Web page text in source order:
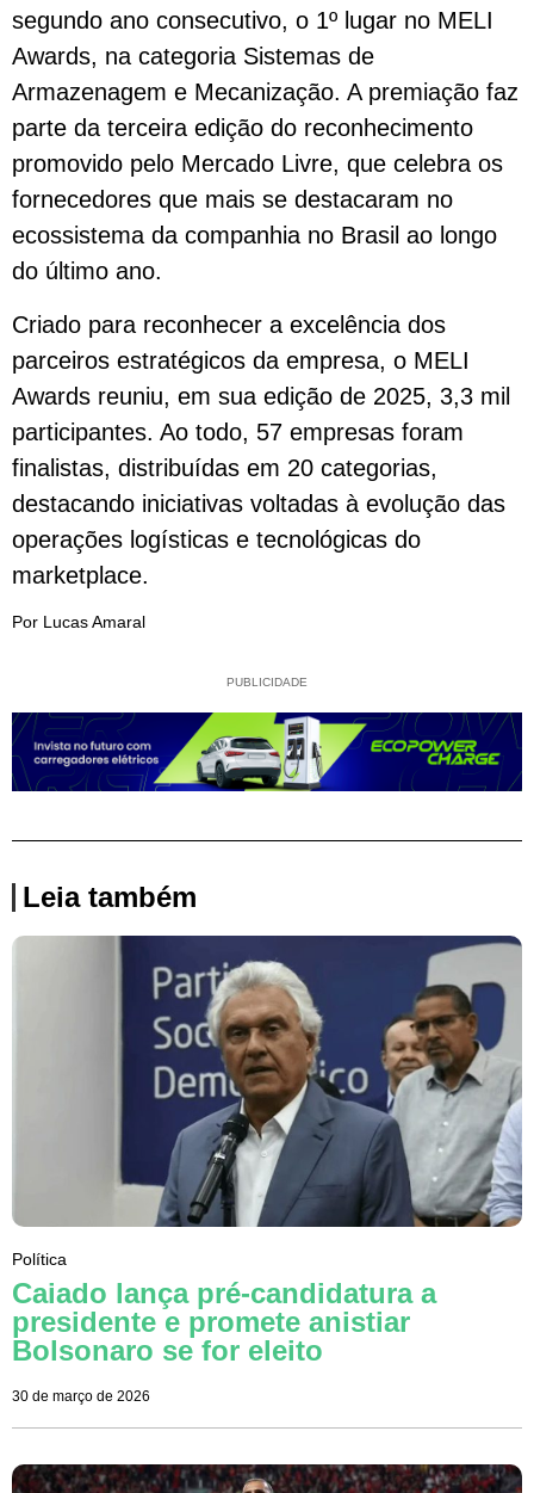
segundo ano consecutivo, o 1º lugar no MELI
Awards, na categoria Sistemas de
Armazenagem e Mecanização. A premiação faz
parte da terceira edição do reconhecimento
promovido pelo Mercado Livre, que celebra os
fornecedores que mais se destacaram no
ecossistema da companhia no Brasil ao longo
do último ano.
Criado para reconhecer a excelência dos
parceiros estratégicos da empresa, o MELI
Awards reuniu, em sua edição de 2025, 3,3 mil
participantes. Ao todo, 57 empresas foram
finalistas, distribuídas em 20 categorias,
destacando iniciativas voltadas à evolução das
operações logísticas e tecnológicas do
marketplace.
Por Lucas Amaral
PUBLICIDADE
Leia também
Política
Caiado lança pré-candidatura a
presidente e promete anistiar
Bolsonaro se for eleito
30 de março de 2026